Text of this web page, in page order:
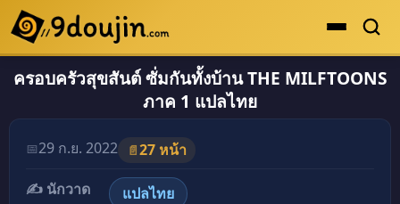
ดูเยอะสุด
คะแนนเยอะสุด
โดจินรูปสี
ระดับตำนาน
ครอบครัวสุขสันต์ ซั่มกันทั้งบ้าน THE MILFTOONS
ภาค 1 แปลไทย
📅29 ก.ย. 2022 📄27 หน้า
✍️ นักวาด
แปลไทย